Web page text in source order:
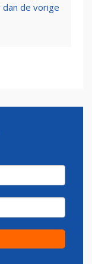
de vorige